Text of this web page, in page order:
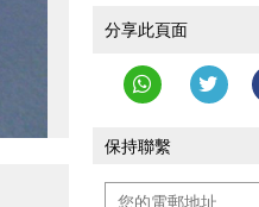
分享此頁面
保持聯繫